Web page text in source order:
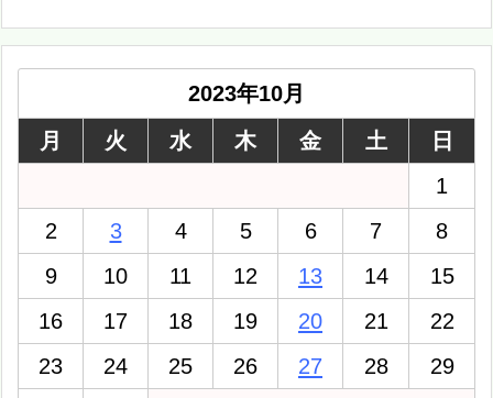
2023年10月
月
火 水 木 金 土
日
1
2
3 4 5 6 7
8
9
10 11 12 13 14
15
16
17 18 19 20 21
22
23
24 25 26 27 28
29